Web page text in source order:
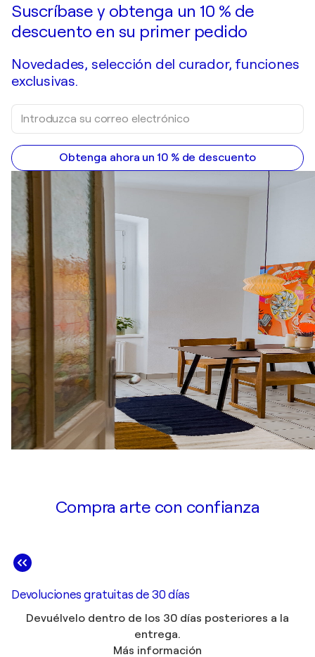
Suscríbase y obtenga un 10 % de
descuento en su primer pedido
Novedades, selección del curador, funciones
exclusivas.
Obtenga ahora un 10 % de descuento
Compra arte con confianza
Devoluciones gratuitas de 30 días
Devuélvelo dentro de los 30 días posteriores a la
entrega.
Más información